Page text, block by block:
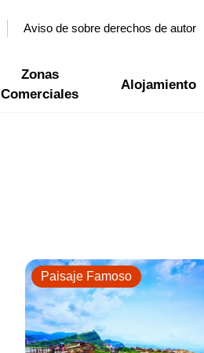
Aviso de sobre derechos de autor
Zonas
Comerciales
Alojamiento
Paisaje Famoso